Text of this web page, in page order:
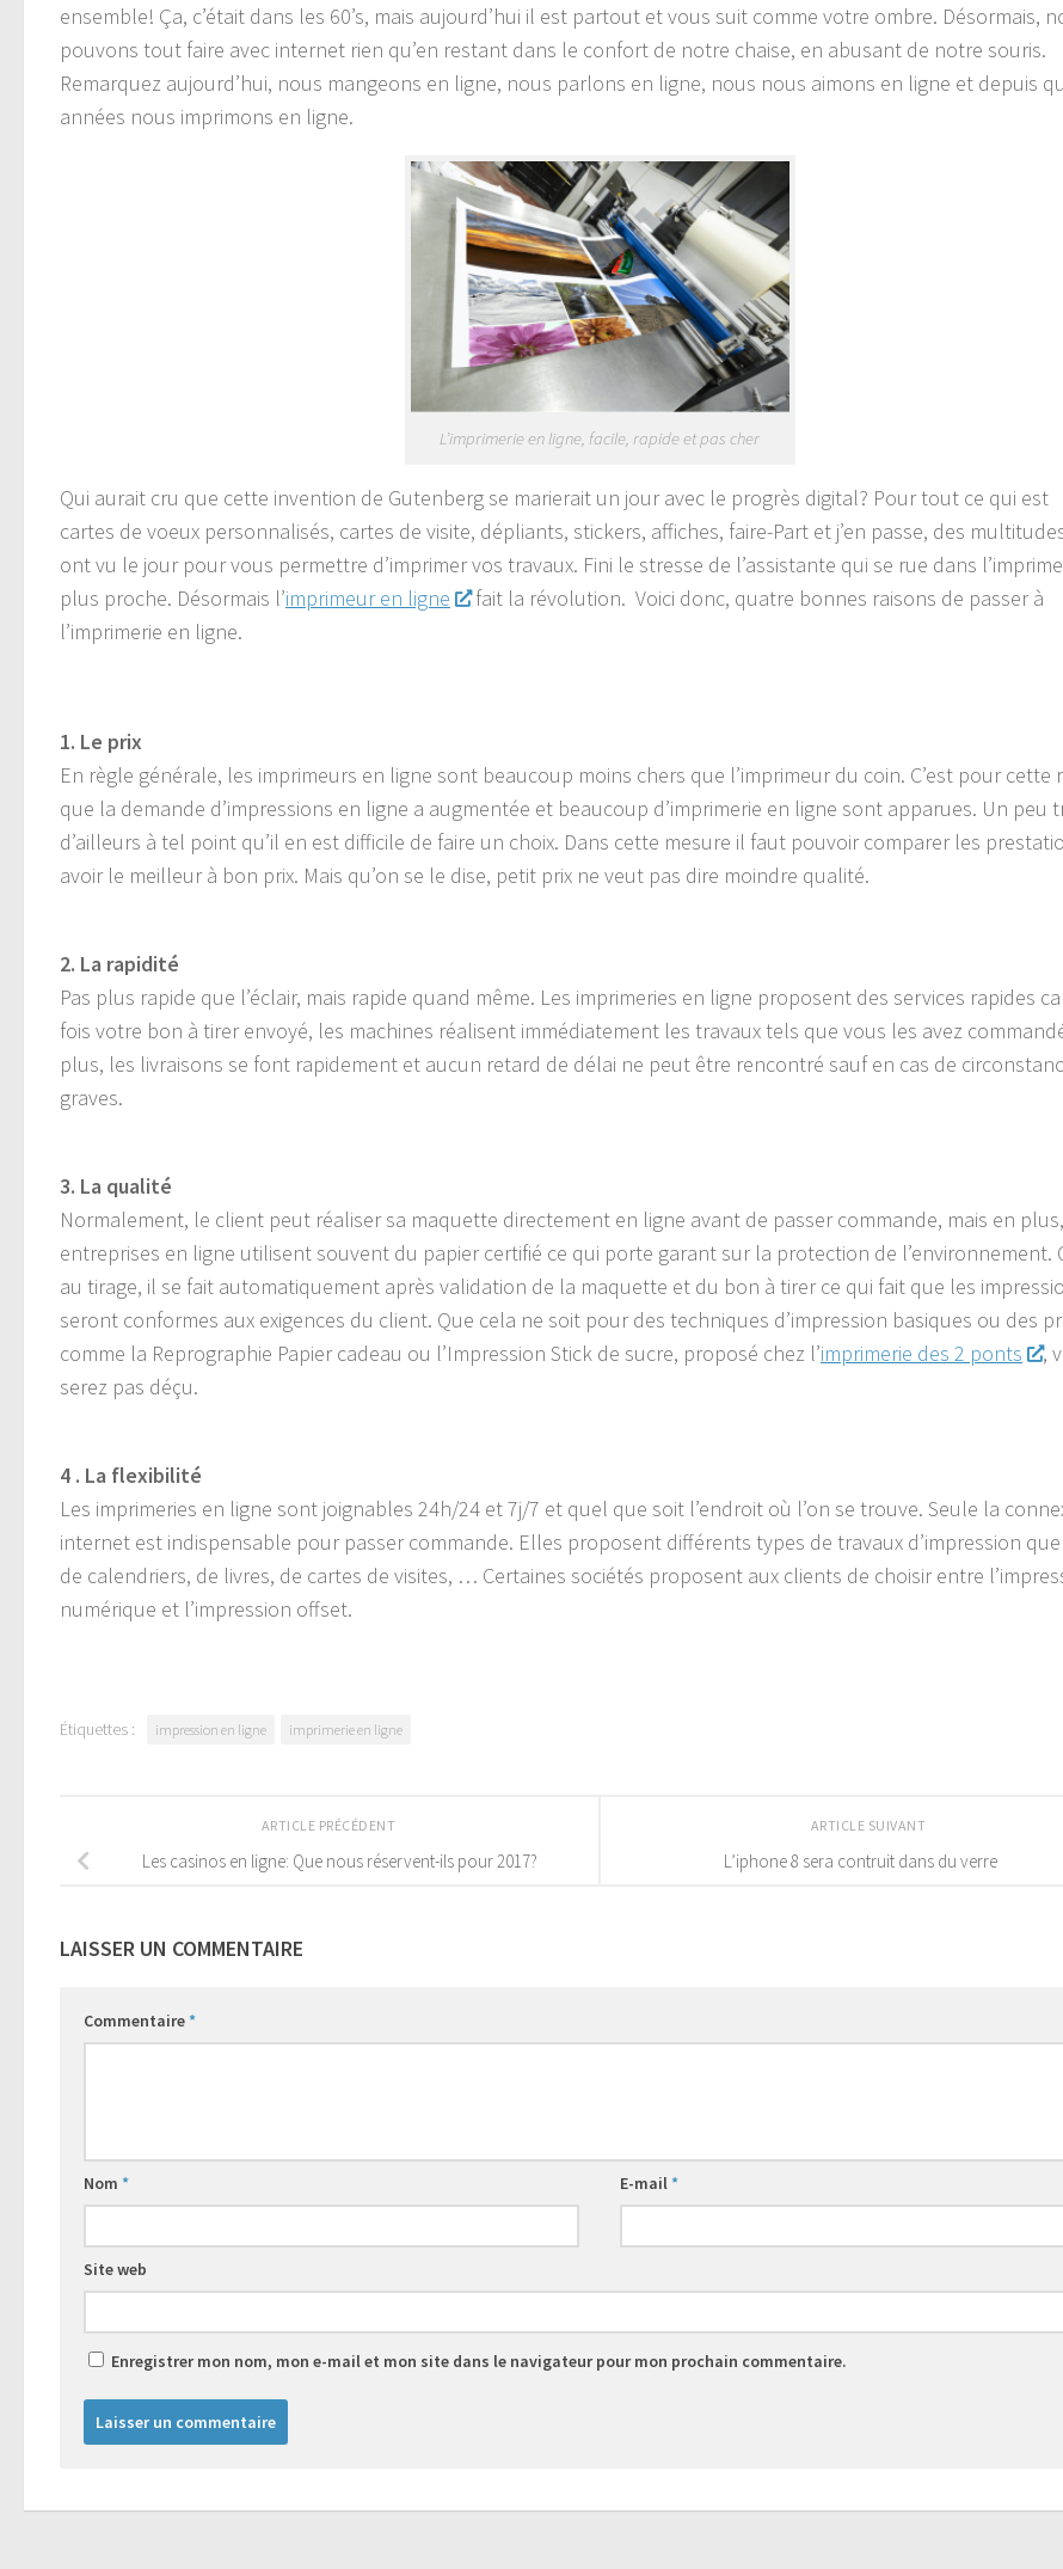
ensemble! Ça, c’était dans les 60’s, mais aujourd’hui il est partout et vous suit comme votre ombre. Désormais,
pouvons tout faire avec internet rien qu’en restant dans le confort de notre chaise, en abusant de notre souris.
Remarquez aujourd’hui, nous mangeons en ligne, nous parlons en ligne, nous nous aimons en ligne et depuis
années nous imprimons en ligne.
L’imprimerie en ligne, facile, rapide et pas cher
Qui aurait cru que cette invention de Gutenberg se marierait un jour avec le progrès digital? Pour tout ce qui est
cartes de voeux personnalisés, cartes de visite, dépliants, stickers, affiches, faire-Part et j’en passe, des
ont vu le jour pour vous permettre d’imprimer vos travaux. Fini le stresse de l’assistante qui se rue dans
plus proche. Désormais l’imprimeur en ligne
fait la révolution. Voici donc, quatre bonnes raisons de passer à
l’imprimerie en ligne.
1. Le prix
En règle générale, les imprimeurs en ligne sont beaucoup moins chers que l’imprimeur du coin. C’est pour cette
que la demande d’impressions en ligne a augmentée et beaucoup d’imprimerie en ligne sont apparues. Un peu
d’ailleurs à tel point qu’il en est difficile de faire un choix. Dans cette mesure il faut pouvoir comparer les
avoir le meilleur à bon prix. Mais qu’on se le dise, petit prix ne veut pas dire moindre qualité.
2. La rapidité
Pas plus rapide que l’éclair, mais rapide quand même. Les imprimeries en ligne proposent des services rapides
fois votre bon à tirer envoyé, les machines réalisent immédiatement les travaux tels que vous les avez
plus, les livraisons se font rapidement et aucun retard de délai ne peut être rencontré sauf en cas de
graves.
3. La qualité
Normalement, le client peut réaliser sa maquette directement en ligne avant de passer commande, mais en
entreprises en ligne utilisent souvent du papier certifié ce qui porte garant sur la protection de l’environnement.
au tirage, il se fait automatiquement après validation de la maquette et du bon à tirer ce qui fait que les
seront conformes aux exigences du client. Que cela ne soit pour des techniques d’impression basiques ou des
comme la Reprographie Papier cadeau ou l’Impression Stick de sucre, proposé chez l’imprimerie des 2 ponts
,
serez pas déçu.
4 . La flexibilité
Les imprimeries en ligne sont joignables 24h/24 et 7j/7 et quel que soit l’endroit où l’on se trouve. Seule la
internet est indispensable pour passer commande. Elles proposent différents types de travaux d’impression
de calendriers, de livres, de cartes de visites, … Certaines sociétés proposent aux clients de choisir entre
numérique et l’impression offset.
Étiquettes : impression en ligne imprimerie en ligne
ARTICLE SUIVANT
L’iphone 8 sera contruit dans du verre
ARTICLE PRÉCÉDENT
Les casinos en ligne: Que nous réservent-ils pour 2017?
LAISSER UN COMMENTAIRE
Commentaire*
Nom * E-mail*
Site web
Enregistrer mon nom, mon e-mail et mon site dans le navigateur pour mon prochain commentaire.